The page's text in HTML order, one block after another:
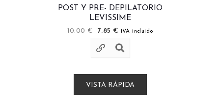
POST Y PRE- DEPILATORIO
LEVISSIME
10.00€ 7.85 € IVA incluido
VISTA RÁPIDA